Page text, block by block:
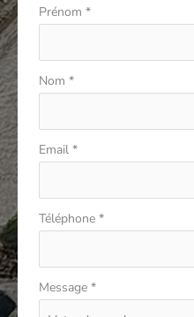
Formulaire
avec
téléphone
Prénom *
Nom *
Email *
Téléphone *
Message *